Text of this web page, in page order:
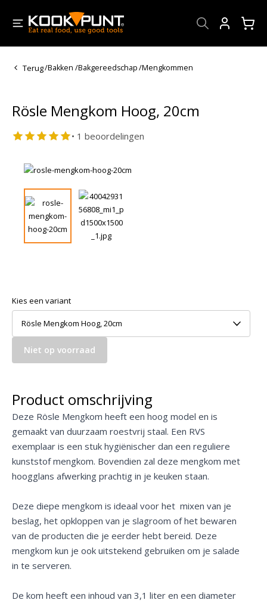
Terug/Bakken /Bakgereedschap/Mengkommen
Rösle Mengkom Hoog, 20cm
• 1 beoordelingen
Kies een variant
Rösle Mengkom Hoog, 20cm
Niet op voorraad
Product omschrijving
Deze Rösle Mengkom heeft een hoog model en is
gemaakt van duurzaam roestvrij staal. Een RVS
exemplaar is een stuk hygiënischer dan een reguliere
kunststof mengkom. Bovendien zal deze mengkom met
hoogglans afwerking prachtig in je keuken staan.
Deze diepe mengkom is ideaal voor het mixen van je
beslag, het opkloppen van je slagroom of het bewaren
van de producten die je eerder hebt bereid. Deze
mengkom kun je ook uitstekend gebruiken om je salade
in te serveren.
De kom heeft een inhoud van 3,1 liter en een diameter